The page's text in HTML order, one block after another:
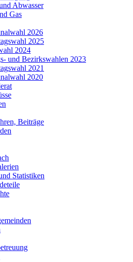
Abwasser
Gas
2026
2025
2024
und Bezirkswahlen 2023
2021
2020
Beiträge
Statistiken